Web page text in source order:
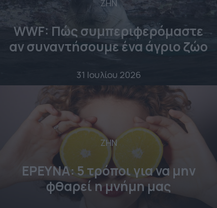
ΖΗΝ
WWF: Πώς συμπεριφερόμαστε
αν συναντήσουμε ένα άγριο ζώο
31 Ιουλίου 2026
ΖΗΝ
ΕΡΕΥΝΑ: 5 τρόποι για να μην
φθαρεί η μνήμη μας